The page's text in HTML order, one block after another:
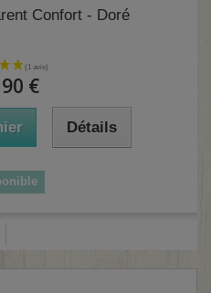
Confort - Doré
€
Détails